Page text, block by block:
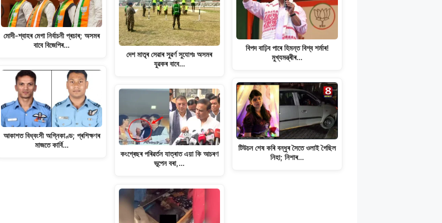
মোদী-শ্বাহৰ মেগা নিৰ্বাচনী প্ৰচাৰ; অসমৰ
বাবে বিজেপিৰ…
আকাশত বিধ্বংসী অগ্নিকাণ্ড; প্ৰশিক্ষণৰ
মাজতে কাৰ্বি…
দেশ মাতৃৰ সেৱাৰ সুৱৰ্ণ সুযোগঃ অসমৰ
যুৱকৰ বাবে…
কংগ্ৰেছৰ পৰিৱৰ্তন যাত্ৰাত এয়া কি আচৰণ
ভূপেন বৰা,…
বিপদ বাঢ়িব পাৰে হিমন্ত বিশ্ব শৰ্মাৰ!
মুখ্যমন্ত্ৰীৰ…
টিউচন শেষ কৰি বন্ধুৰ সৈতে ওলাই গৈছিল
নিহা; নিশাৰ…